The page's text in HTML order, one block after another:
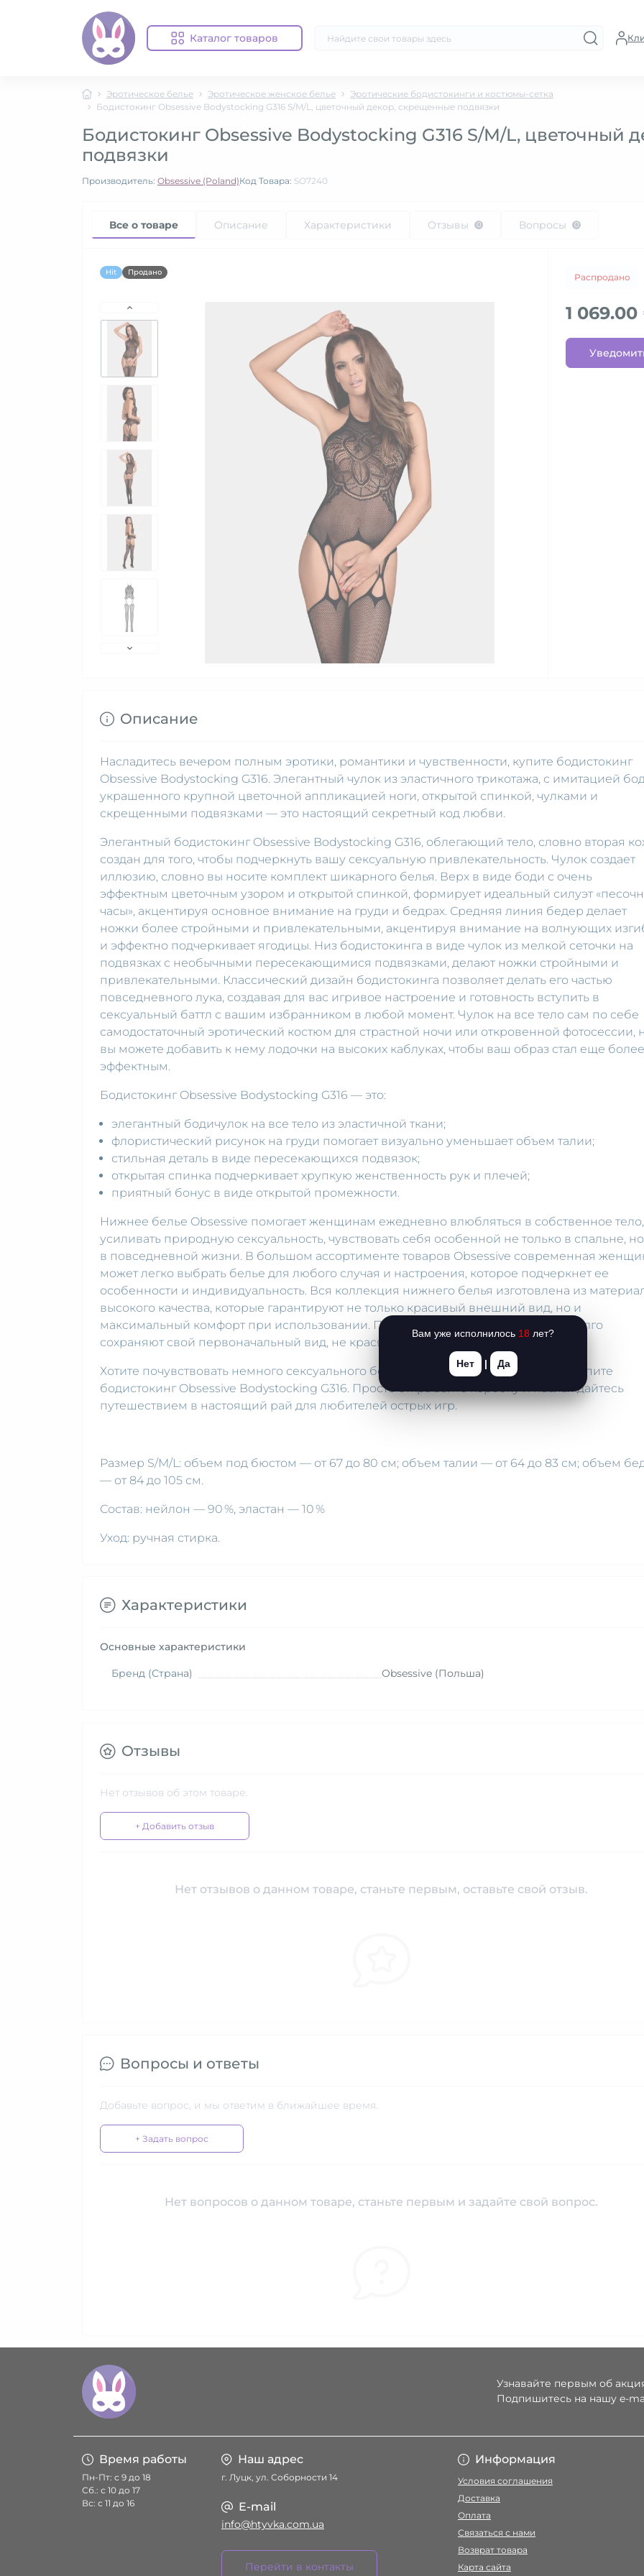
Каталог товаров
Эротическое белье Эротическое женское белье
Эротические бодистокинги и костюмы-сетка
Бодистокинг Obsessive Bodystocking G316 S/M/L, цветочный декор, скрещенные подвязки
Бодистокинг Obsessive Bodystocking G316 S/M/L, цветочный
подвязки
Производитель: Obsessive (Poland)Код Товара: SO7240
Все о товаре Описание Характеристики Отзывы 0 Вопросы 0
Hit Продано Распродано
1 069.00
Описание
Насладитесь вечером полным эротики, романтики и чувственности, купите бодистокинг
Obsessive Bodystocking G316. Элегантный чулок из эластичного трикотажа, с имитацией
украшенного крупной цветочной аппликацией ноги, открытой спинкой, чулками и
скрещенными подвязками — это настоящий секретный код любви.
Элегантный бодистокинг Obsessive Bodystocking G316, облегающий тело, словно вторая
создан для того, чтобы подчеркнуть вашу сексуальную привлекательность. Чулок создает
иллюзию, словно вы носите комплект шикарного белья. Верх в виде боди с очень
эффектным цветочным узором и открытой спинкой, формирует идеальный силуэт
часы», акцентируя основное внимание на груди и бедрах. Средняя линия бедер делает
ножки более стройными и привлекательными, акцентируя внимание на волнующих
и эффектно подчеркивает ягодицы. Низ бодистокинга в виде чулок из мелкой сеточки на
подвязках с необычными пересекающимися подвязками, делают ножки стройными и
привлекательными. Классический дизайн бодистокинга позволяет делать его частью
повседневного лука, создавая для вас игривое настроение и готовность вступить в
сексуальный баттл с вашим избранником в любой момент. Чулок на все тело сам по себе
самодостаточный эротический костюм для страстной ночи или откровенной фотосессии,
вы можете добавить к нему лодочки на высоких каблуках, чтобы ваш образ стал еще более
эффектным.
Бодистокинг Obsessive Bodystocking G316 — это:
элегантный бодичулок на все тело из эластичной ткани;
флористический рисунок на груди помогает визуально уменьшает объем талии;
стильная деталь в виде пересекающихся подвязок;
открытая спинка подчеркивает хрупкую женственность рук и плечей;
приятный бонус в виде открытой промежности.
Нижнее белье Obsessive помогает женщинам ежедневно влюбляться в собственное тело,
усиливать природную сексуальность, чувствовать себя особенной не только в спальне,
в повседневной жизни. В большом ассортименте товаров Obsessive современная
может легко выбрать белье для любого случая и настроения, которое подчеркнет ее
особенности и индивидуальность. Вся коллекция нижнего белья изготовлена из
высокого качества, которые гарантируют не только красивый внешний вид, но и
максимальный комфорт при использовании. При правильном уходе изделия долго
сохраняют свой первоначальный вид, не красятся и не вызывают аллергии.
Хотите почувствовать немного сексуального безумия? Начните прямо сейчас, купите
бодистокинг Obsessive Bodystocking G316. Просто открывайте коробку и наслаждайтесь
путешествием в настоящий рай для любителей острых игр.
Размер S/M/L: объем под бюстом — от 67 до 80 см; объем талии — от 64 до 83 см; объем
— от 84 до 105 см.
Состав: нейлон — 90 %, эластан — 10 %
Уход: ручная стирка.
Характеристики
Основные характеристики
Бренд (Страна) Obsessive (Польша)
Отзывы
Нет отзывов об этом товаре.
+ Добавить отзыв
Нет отзывов о данном товаре, станьте первым, оставьте свой отзыв.
Вопросы и ответы
Добавьте вопрос, и мы ответим в ближайшее время.
+ Задать вопрос
Нет вопросов о данном товаре, станьте первым и задайте свой вопрос.
Узнавайте первым об
Подпишитесь на нашу e-
Время работы
Пн-Пт: с 9 до 18
Сб.: с 10 до 17
Вс: с 11 до 16
Наш адрес
г. Луцк, ул. Соборности 14
E-mail
info@htyvka.com.ua
Перейти в контакты
Информация
Условия соглашения
Доставка
Оплата
Связаться с нами
Возврат товара
Карта сайта
Вам уже исполнилось 18 лет?
Нет | Да